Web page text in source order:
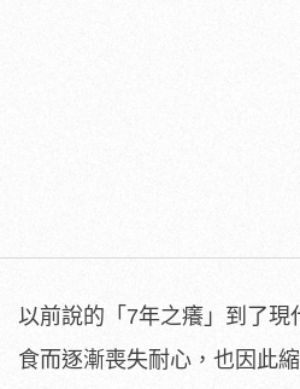
以前說的「7年之癢」到了現
食而逐漸喪失耐心，也因此